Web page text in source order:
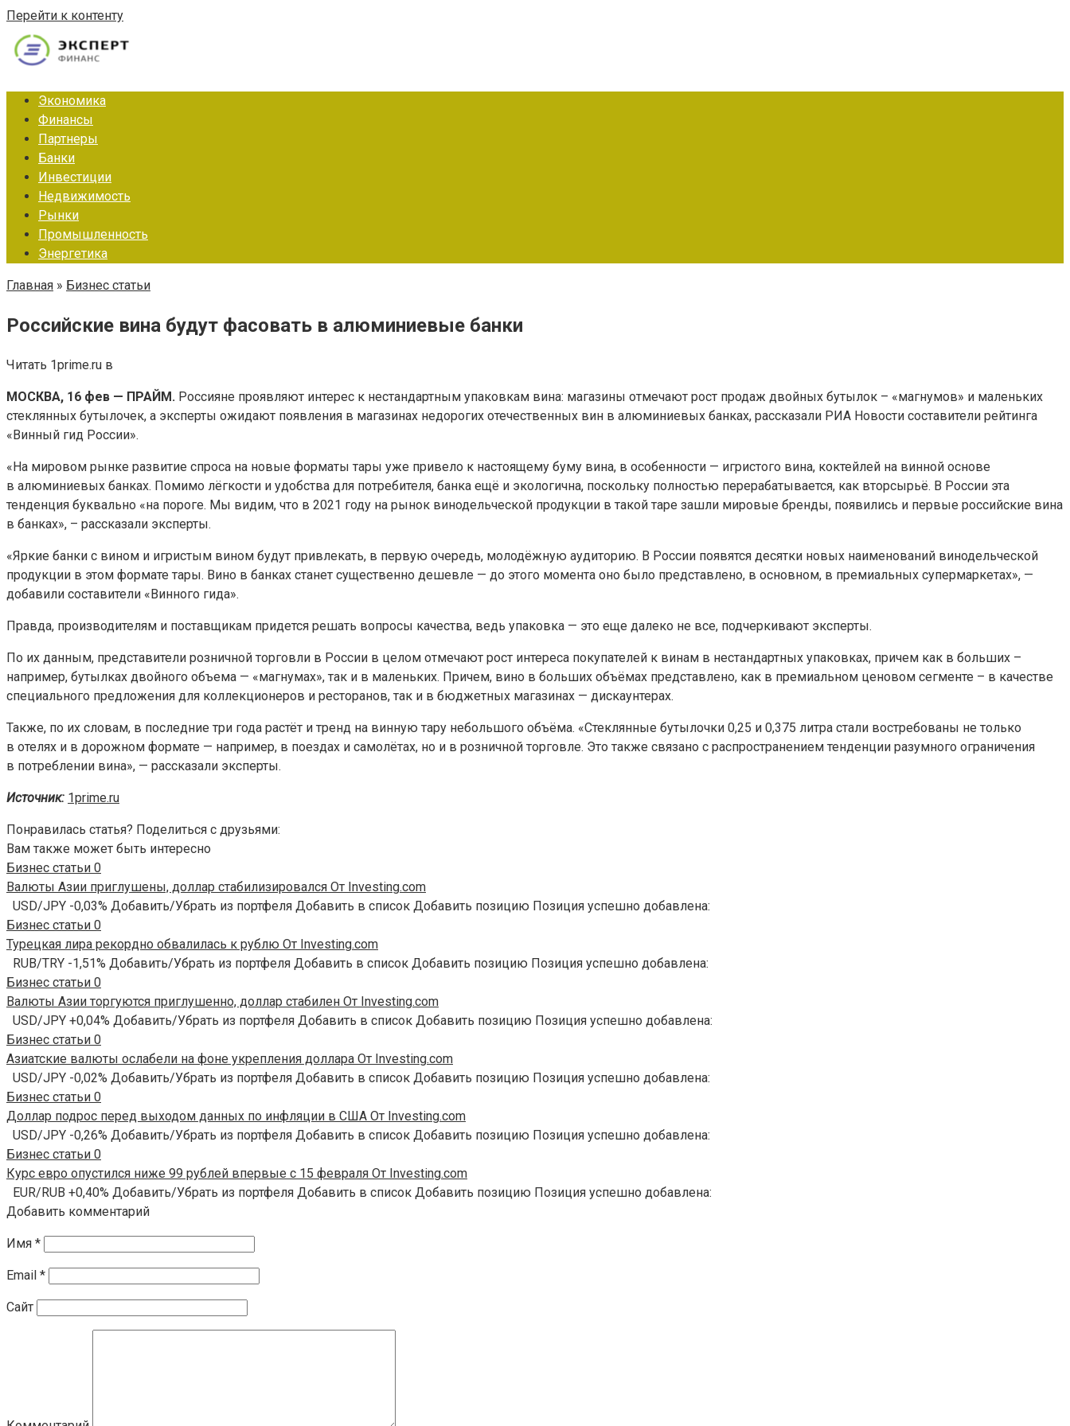
Перейти к контенту
Экономика
Финансы
Партнеры
Банки
Инвестиции
Недвижимость
Рынки
Промышленность
Энергетика
Главная » Бизнес статьи
Российские вина будут фасовать в алюминиевые банки
Читать 1prime.ru в
МОСКВА, 16 фев — ПРАЙМ. Россияне проявляют интерес к нестандартным упаковкам вина: магазины отмечают рост продаж двойных бутылок – «магнумов» и маленьких
стеклянных бутылочек, а эксперты ожидают появления в магазинах недорогих отечественных вин в алюминиевых банках, рассказали РИА Новости составители рейтинга
«Винный гид России».
«На мировом рынке развитие спроса на новые форматы тары уже привело к настоящему буму вина, в особенности — игристого вина, коктейлей на винной основе
в алюминиевых банках. Помимо лёгкости и удобства для потребителя, банка ещё и экологична, поскольку полностью перерабатывается, как вторсырьё. В России эта
тенденция буквально «на пороге. Мы видим, что в 2021 году на рынок винодельческой продукции в такой таре зашли мировые бренды, появились и первые российские вина
в банках», – рассказали эксперты.
«Яркие банки с вином и игристым вином будут привлекать, в первую очередь, молодёжную аудиторию. В России появятся десятки новых наименований винодельческой
продукции в этом формате тары. Вино в банках станет существенно дешевле — до этого момента оно было представлено, в основном, в премиальных супермаркетах», —
добавили составители «Винного гида».
Правда, производителям и поставщикам придется решать вопросы качества, ведь упаковка — это еще далеко не все, подчеркивают эксперты.
По их данным, представители розничной торговли в России в целом отмечают рост интереса покупателей к винам в нестандартных упаковках, причем как в больших –
например, бутылках двойного объема — «магнумах», так и в маленьких. Причем, вино в больших объёмах представлено, как в премиальном ценовом сегменте – в качестве
специального предложения для коллекционеров и ресторанов, так и в бюджетных магазинах — дискаунтерах.
Также, по их словам, в последние три года растёт и тренд на винную тару небольшого объёма. «Стеклянные бутылочки 0,25 и 0,375 литра стали востребованы не только
в отелях и в дорожном формате — например, в поездах и самолётах, но и в розничной торговле. Это также связано с распространением тенденции разумного ограничения
в потреблении вина», — рассказали эксперты.
Источник: 1prime.ru
Понравилась статья? Поделиться с друзьями:
Вам также может быть интересно
Бизнес статьи 0
Валюты Азии приглушены, доллар стабилизировался От Investing.com
USD/JPY -0,03% Добавить/Убрать из портфеля Добавить в список Добавить позицию Позиция успешно добавлена:
Бизнес статьи 0
Турецкая лира рекордно обвалилась к рублю От Investing.com
RUB/TRY -1,51% Добавить/Убрать из портфеля Добавить в список Добавить позицию Позиция успешно добавлена:
Бизнес статьи 0
Валюты Азии торгуются приглушенно, доллар стабилен От Investing.com
USD/JPY +0,04% Добавить/Убрать из портфеля Добавить в список Добавить позицию Позиция успешно добавлена:
Бизнес статьи 0
Азиатские валюты ослабели на фоне укрепления доллара От Investing.com
USD/JPY -0,02% Добавить/Убрать из портфеля Добавить в список Добавить позицию Позиция успешно добавлена:
Бизнес статьи 0
Доллар подрос перед выходом данных по инфляции в США От Investing.com
USD/JPY -0,26% Добавить/Убрать из портфеля Добавить в список Добавить позицию Позиция успешно добавлена:
Бизнес статьи 0
Курс евро опустился ниже 99 рублей впервые с 15 февраля От Investing.com
EUR/RUB +0,40% Добавить/Убрать из портфеля Добавить в список Добавить позицию Позиция успешно добавлена:
Добавить комментарий
Имя *
Email *
Сайт